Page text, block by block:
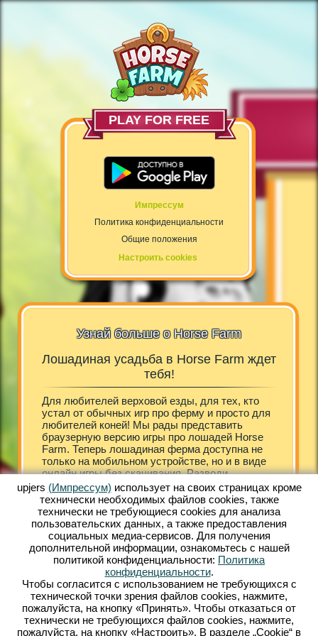
PLAY FOR FREE
Импрессум
Политика конфиденциальности
Общие положения
Настроить cookies
Узнай больше о Horse Farm
угодно
игры
Лошадиная усадьба в Horse Farm ждет
тебя!
Для любителей верховой езды, для тех, кто
устал от обычных игр про ферму и просто для
любителей коней! Мы рады представить
браузерную версию игры про лошадей Horse
Farm. Теперь лошадиная ферма доступна не
только на мобильном устройстве, но и в виде
онлайн игры без скачивания. Разводи
красивых лошадей различных пород, тренируй
их, ухаживай и заботься о скакунах. Твою
усадьбу будут посещать гости, для которых
найдутся различные развлечения. Они не
просто будут проходить мимо и оставлять свои
заказы, а заселяться в гостевые домики, что
сделает их пребывании более интересным.
Яркая графика понравится тем, кто устал от
скучных серых конноспортивных симуляторов.
Начни играть бесплатно уже сейчас!
онлайн.
upjers (Импрессум) использует на своих страницах кроме
технически необходимых файлов сookies, также
технически не требующиеся cookies для анализа
пользовательских данных, а также предоставления
социальных медиа-сервисов. Для получения
дополнительной информации, ознакомьтесь с нашей
политикой конфиденциальности: Политика
конфиденциальности.
Чтобы согласится с использованием не требующихся с
технической точки зрения файлов cookies, нажмите,
пожалуйста, на кнопку «Принять». Чтобы отказаться от
технически не требующихся файлов cookies, нажмите,
пожалуйста, на кнопку «Настроить». В разделе „Cookie“ в